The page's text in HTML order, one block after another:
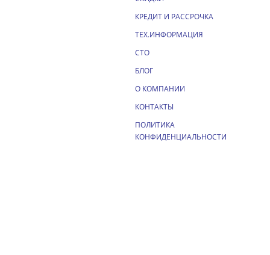
КРЕДИТ И РАССРОЧКА
ТЕХ.ИНФОРМАЦИЯ
СТО
БЛОГ
О КОМПАНИИ
КОНТАКТЫ
ПОЛИТИКА
КОНФИДЕНЦИАЛЬНОСТИ